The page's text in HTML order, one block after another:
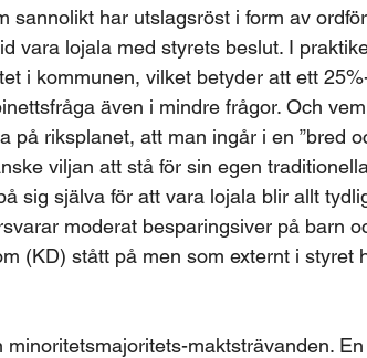
sannolikt har utslagsröst i form av
vara lojala med styrets beslut. I
i kommunen, vilket betyder att ett
även i mindre frågor. Och
på riksplanet, att man ingår i en ”bred
viljan att stå för sin egen
sig själva för att vara lojala blir allt
moderat besparingsiver på barn
(KD) stått på men som externt i styret
maktsträvanden.